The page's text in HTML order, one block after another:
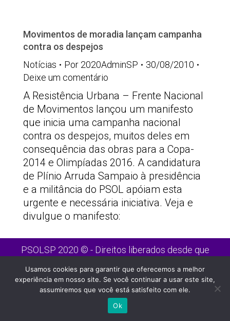
Movimentos de moradia lançam campanha
contra os despejos
Notícias
Por 2020AdminSP
30/08/2010
Deixe um comentário
A Resistência Urbana – Frente Nacional
de Movimentos lançou um manifesto
que inicia uma campanha nacional
contra os despejos, muitos deles em
consequência das obras para a Copa-
2014 e Olimpíadas 2016. A candidatura
de Plínio Arruda Sampaio à presidência
e a militância do PSOL apóiam esta
urgente e necessária iniciativa. Veja e
divulgue o manifesto:
PSOLSP 2020 © - Direitos liberados desde que
Site desenvolvido por Appmobi
Usamos cookies para garantir que oferecemos a melhor
experiência em nosso site. Se você continuar a usar este site,
assumiremos que você está satisfeito com ele.
Ok